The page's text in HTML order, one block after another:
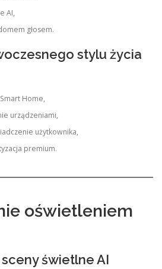
AI,
głosem.
stylu życia
Home,
urządzeniami,
użytkownika,
premium.
oświetleniem
świetlne AI